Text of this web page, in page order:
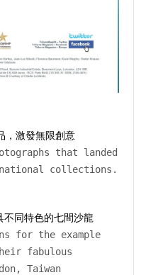
，激發無限創意
that landed
collections.
不同特色的七間沙龍
for the example
fabulous
Taiwan